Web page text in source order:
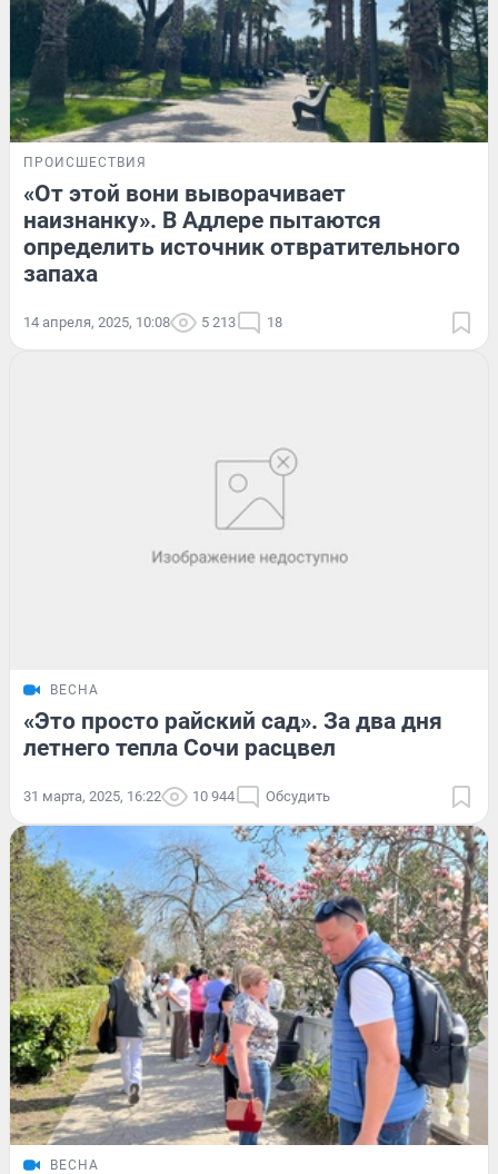
ПРОИСШЕСТВИЯ
«От этой вони выворачивает
наизнанку». В Адлере пытаются
определить источник отвратительного
запаха
14 апреля, 2025, 10:08 5 213 18
ВЕСНА
«Это просто райский сад». За два дня
летнего тепла Сочи расцвел
31 марта, 2025, 16:22 10 944 Обсудить
ВЕСНА